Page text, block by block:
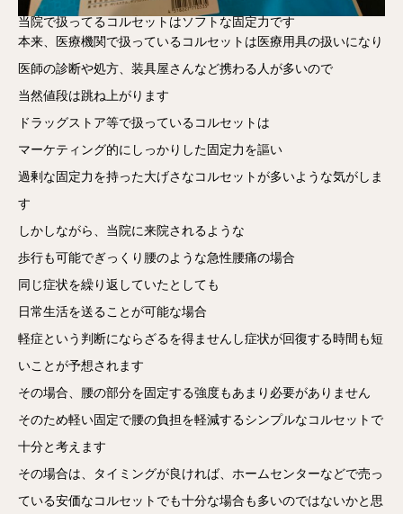
当院で扱ってるコルセットはソフトな固定力です
本来、医療機関で扱っているコルセットは医療用具の扱いになり
医師の診断や処方、装具屋さんなど携わる人が多いので
当然値段は跳ね上がります
ドラッグストア等で扱っているコルセットは
マーケティング的にしっかりした固定力を謳い
過剰な固定力を持った大げさなコルセットが多いような気がしま
す
しかしながら、当院に来院されるような
歩行も可能でぎっくり腰のような急性腰痛の場合
同じ症状を繰り返していたとしても
日常生活を送ることが可能な場合
軽症という判断にならざるを得ませんし症状が回復する時間も短
いことが予想されます
その場合、腰の部分を固定する強度もあまり必要がありません
そのため軽い固定で腰の負担を軽減するシンプルなコルセットで
十分と考えます
その場合は、タイミングが良ければ、ホームセンターなどで売っ
ている安価なコルセットでも十分な場合も多いのではないかと思